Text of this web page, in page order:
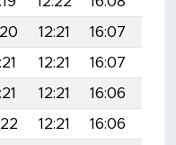
12:21 16:07
12:21 16:07
12:21 16:06
12:21 16:06